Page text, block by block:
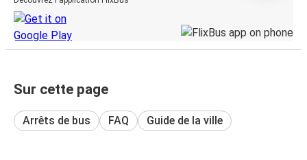
Sur cette page
Arrêts de bus FAQ Guide de la ville